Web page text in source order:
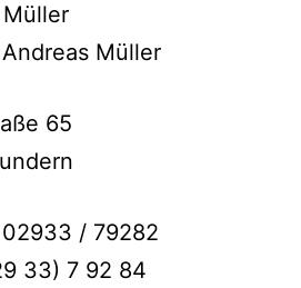
Müller
65
/ 79282
33) 7 92 84